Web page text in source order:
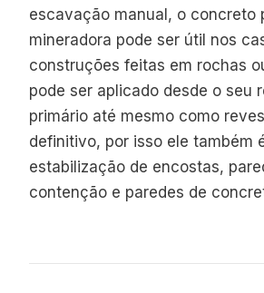
escavação manual, o concreto
mineradora pode ser útil nos
construções feitas em rochas
pode ser aplicado desde o seu
primário até mesmo como
definitivo, por isso ele também
estabilização de encostas,
contenção e paredes de